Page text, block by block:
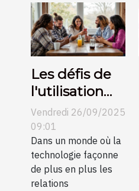
Les défis de
l'utilisation
des
plateformes
de rencontre
en petites
communes
Vendredi 26/09/2025
09:01
Dans un monde où la
technologie façonne
de plus en plus les
relations